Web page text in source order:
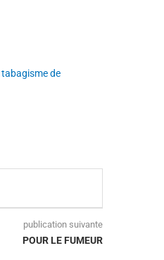
de
publication suivante
POUR LE FUMEUR